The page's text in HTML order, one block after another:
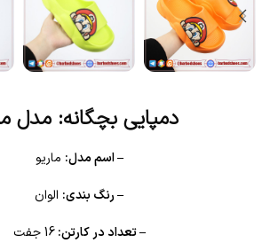
دمپایی بچگانه: مدل
– اسم مدل: ماریو
– رنگ بندی: الوان
– تعداد در کارتن:16 جفت